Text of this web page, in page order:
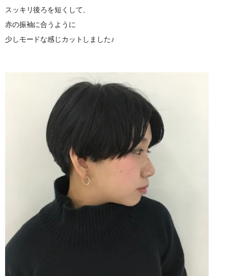
スッキリ後ろを短くして、
赤の振袖に合うように
少しモードな感じカットしました♪